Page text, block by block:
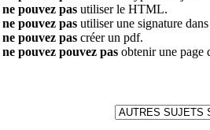
ne pouvez pas utiliser le HTML.
ne pouvez pas utiliser une signature
ne pouvez pas créer un pdf.
ne pouvez pouvez pas obtenir une page